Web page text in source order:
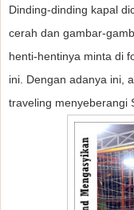
Dinding-dinding kapal
cerah dan gambar-
henti-hentinya minta di
ini. Dengan adanya ini,
traveling menyeberangi